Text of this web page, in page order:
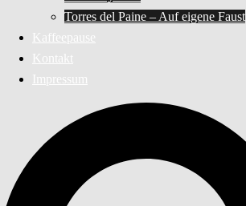
Torres del Paine – Auf eigene Faust
Kaffeepause
Kontakt
Impressum